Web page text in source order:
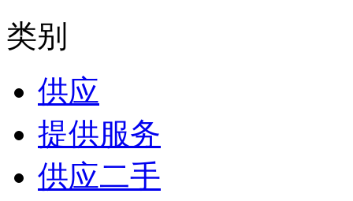
类别
供应
提供服务
供应二手